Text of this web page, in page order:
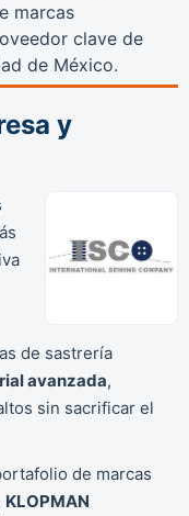
marcas
clave de
de México.
y
de sastrería
avanzada,
sin sacrificar el
de marcas
KLOPMAN